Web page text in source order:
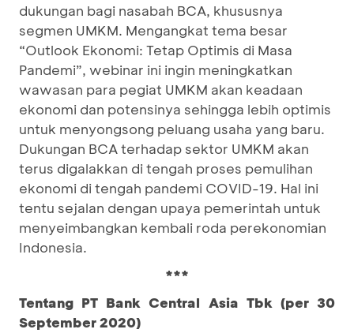
dukungan bagi nasabah BCA, khususnya
segmen UMKM. Mengangkat tema besar
“Outlook Ekonomi: Tetap Optimis di Masa
Pandemi”, webinar ini ingin meningkatkan
wawasan para pegiat UMKM akan keadaan
ekonomi dan potensinya sehingga lebih optimis
untuk menyongsong peluang usaha yang baru.
Dukungan BCA terhadap sektor UMKM akan
terus digalakkan di tengah proses pemulihan
ekonomi di tengah pandemi COVID-19. Hal ini
tentu sejalan dengan upaya pemerintah untuk
menyeimbangkan kembali roda perekonomian
Indonesia.
***
Tentang PT Bank Central Asia Tbk (per 30
September 2020)